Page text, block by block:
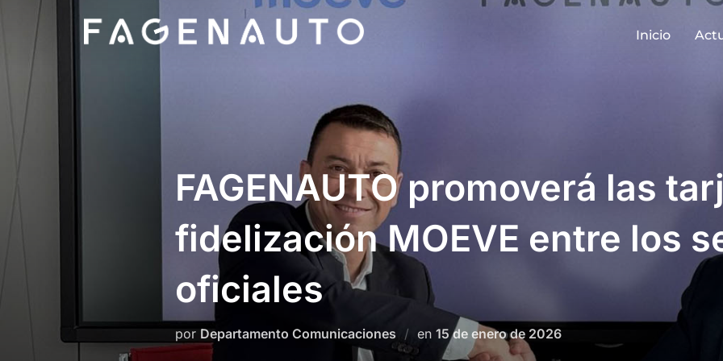
contenido
Inicio
FAGENAUTO promoverá las
fidelización MOEVE entre los
oficiales
por Departamento Comunicaciones en Publicado
el
15 de enero de 2026